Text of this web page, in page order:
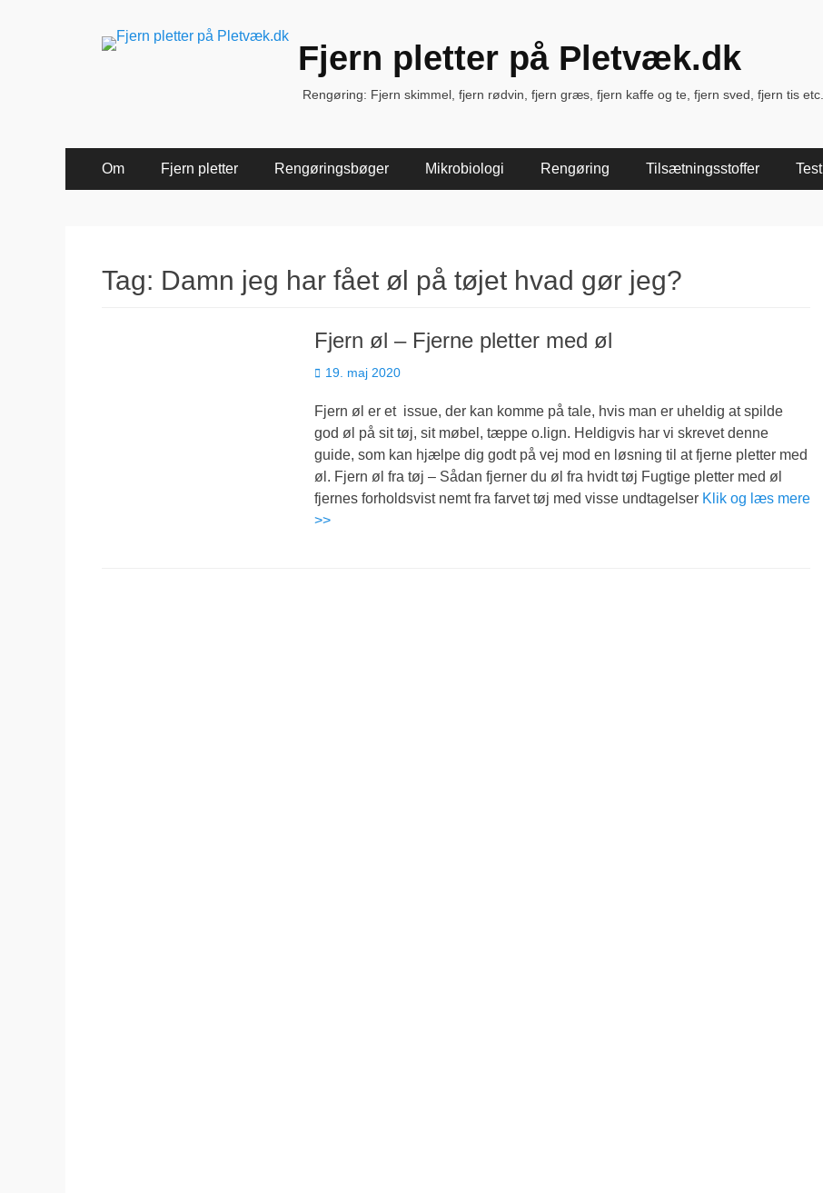
Fjern pletter på Pletvæk.dk
Rengøring: Fjern skimmel, fjern rødvin, fjern græs, fjern kaffe og te, fjern sved, fjern tis etc.
Primær
Menu
Om Fjern pletter Rengøringsbøger Mikrobiologi Rengøring Tilsætningsstoffer Test
Tag: Damn jeg har fået øl på tøjet hvad gør jeg?
Fjern øl – Fjerne pletter med øl
Udgivet
19. maj 2020
Fjern øl er et issue, der kan komme på tale, hvis man er uheldig at spilde
god øl på sit tøj, sit møbel, tæppe o.lign. Heldigvis har vi skrevet denne
guide, som kan hjælpe dig godt på vej mod en løsning til at fjerne pletter med
øl. Fjern øl fra tøj – Sådan fjerner du øl fra hvidt tøj Fugtige pletter med øl
fjernes forholdsvist nemt fra farvet tøj med visse undtagelser Klik og læs mere
>>